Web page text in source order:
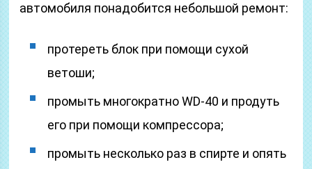
автомобиля понадобится небольшой ремонт:
протереть блок при помощи сухой
ветоши;
промыть многократно WD-40 и продуть
его при помощи компрессора;
промыть несколько раз в спирте и опять